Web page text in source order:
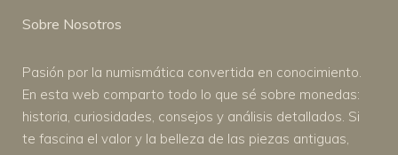
Sobre Nosotros
Pasión por la numismática convertida en conocimiento.
En esta web comparto todo lo que sé sobre monedas:
historia, curiosidades, consejos y análisis detallados. Si
te fascina el valor y la belleza de las piezas antiguas,